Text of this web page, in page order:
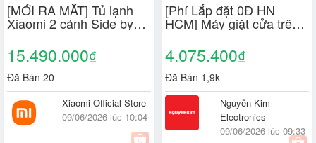
[MỚI RA MẮT] Tủ lạnh
Xiaomi 2 cánh Side by
Refrigerator 635L | Dung
tích lớn | Bảo hành 2
năm
15.490.000₫
Đã Bán 20
Xiaomi Official Store
09/06/2026 lúc 10:04
[Phí Lắp đặt 0Đ HN
HCM] Máy giặt cửa trên
Toshiba 8 kg AW-
M905BV(MK)
4.075.400₫
Đã Bán 1,9k
Nguyễn Kim
Electronics
09/06/2026 lúc 09:33